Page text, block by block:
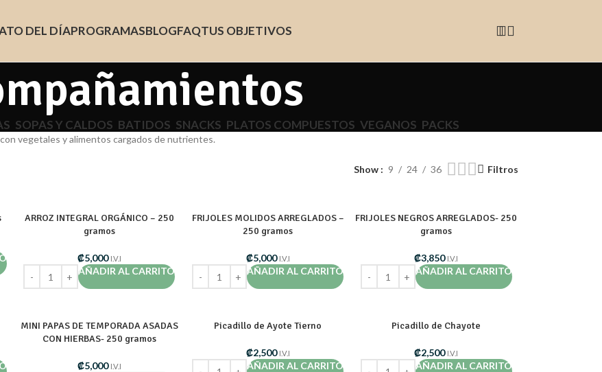
DEL DÍAPROGRAMASBLOGFAQTUS OBJETIVOS
SOPAS Y CALDOS BATIDOS SNACKS PLATOS COMPUESTOS VEGANOS PACKS
vegetales y alimentos cargados de nutrientes.
Show 9 24 36 Filtros
ARROZ INTEGRAL ORGÁNICO – 250
gramos
₡5,000 I.V.I
AÑADIR AL CARRITO
FRIJOLES MOLIDOS ARREGLADOS –
250 gramos
₡5,000 I.V.I
AÑADIR AL CARRITO
FRIJOLES NEGROS ARREGLADOS- 250
gramos
₡3,850 I.V.I
AÑADIR AL CARRITO
MINI PAPAS DE TEMPORADA ASADAS
CON HIERBAS- 250 gramos
₡5,000 I.V.I
Picadillo de Ayote Tierno
₡2,500 I.V.I
AÑADIR AL CARRITO
Picadillo de Chayote
₡2,500 I.V.I
AÑADIR AL CARRITO